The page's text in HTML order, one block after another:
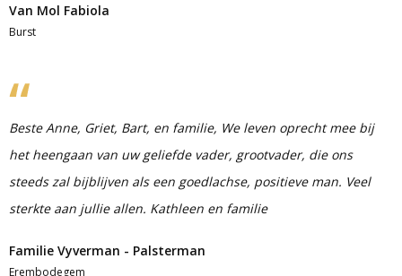
Van Mol Fabiola
Burst
Beste Anne, Griet, Bart, en familie, We leven oprecht mee bij
het heengaan van uw geliefde vader, grootvader, die ons
steeds zal bijblijven als een goedlachse, positieve man. Veel
sterkte aan jullie allen. Kathleen en familie
Familie Vyverman - Palsterman
Erembodegem